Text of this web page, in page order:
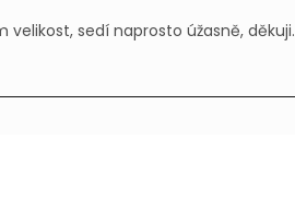
sedí naprosto úžasně, děkuji.